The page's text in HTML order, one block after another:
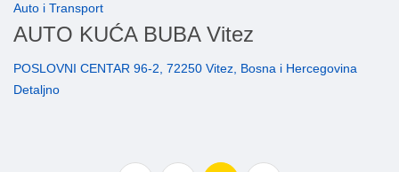
Auto i Transport
AUTO KUĆA BUBA Vitez
POSLOVNI CENTAR 96-2, 72250 Vitez, Bosna i Hercegovina
Detaljno